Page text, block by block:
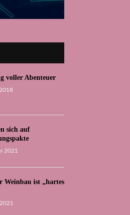
voller Abenteuer
sich auf
2021
Weinbau ist „hartes